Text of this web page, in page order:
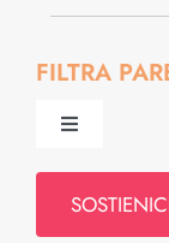
FILTRA
Toggle